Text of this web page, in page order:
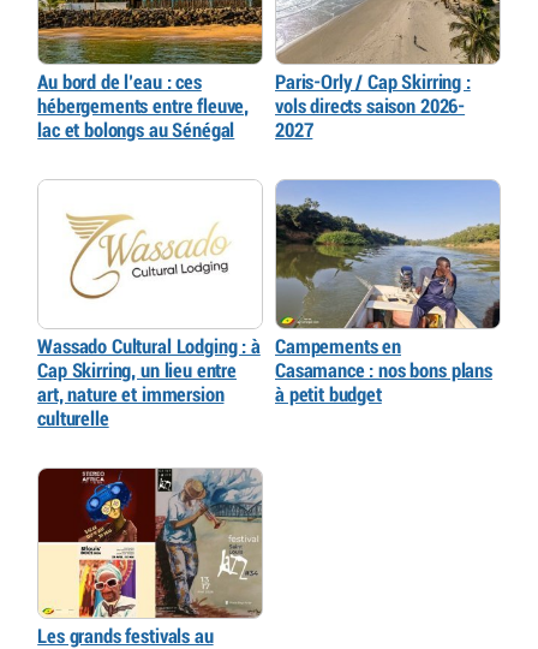
Au bord de l’eau : ces
hébergements entre fleuve,
lac et bolongs au Sénégal
Paris-Orly / Cap Skirring :
vols directs saison 2026-
2027
Wassado Cultural Lodging : à
Cap Skirring, un lieu entre
art, nature et immersion
culturelle
Campements en
Casamance : nos bons plans
à petit budget
Les grands festivals au